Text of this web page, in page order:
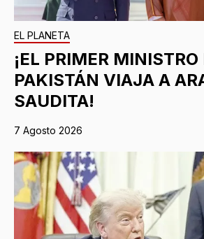
EL PLANETA
¡EL PRIMER MINISTRO
PAKISTÁN VIAJA A
SAUDITA!
7 Agosto 2026